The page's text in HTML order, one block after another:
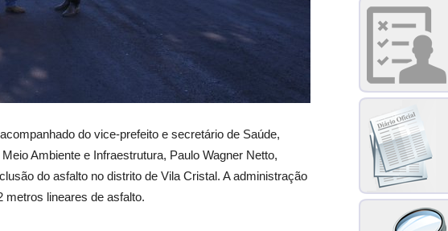
do vice-prefeito e secretário de Saúde,
Ambiente e Infraestrutura, Paulo Wagner Netto,
do asfalto no distrito de Vila Cristal. A administração
metros lineares de asfalto.